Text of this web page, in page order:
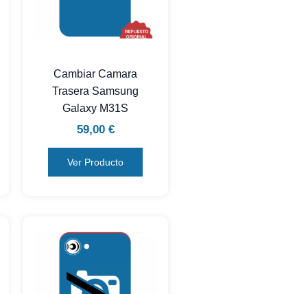
Cambiar Camara
Trasera Samsung
Galaxy M31S
59,00 €
Ver Producto